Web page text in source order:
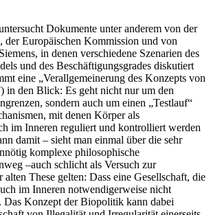
Dokumente unter anderem von der
der Europäischen Kommission und von
in denen verschiedene Szenarien des
und des Beschäftigungsgrades diskutiert
eine „Verallgemeinerung des Konzepts von
in den Blick: Es geht nicht nur um den
sondern auch um einen „Testlauf“
mit denen Körper als
im Inneren reguliert und kontrolliert werden
damit – sieht man einmal über die sehr
komplexe philosophische
–auch schlicht als Versuch zur
These gelten: Dass eine Gesellschaft, die
im Inneren notwendigerweise nicht
Das Konzept der Biopolitik kann dabei